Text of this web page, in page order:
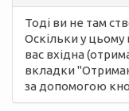
Тоді ви не там
Оскільки у
вас вхідна
вкладки
за допомогою